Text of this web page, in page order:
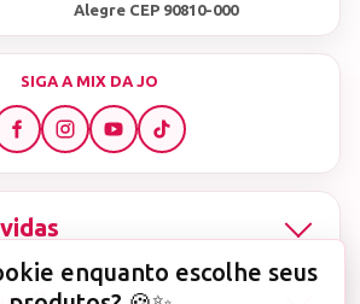
Alegre CEP 90810-000
SIGA A MIX DA JO
enquanto escolhe seus